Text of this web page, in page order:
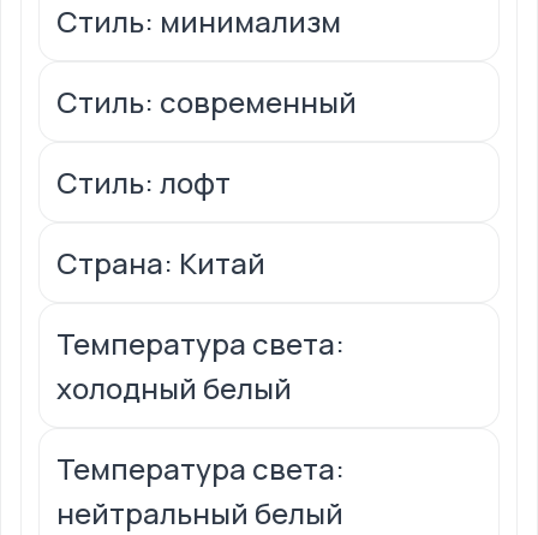
Стиль: минимализм
Стиль: современный
Стиль: лофт
Страна: Китай
Температура света:
холодный белый
Температура света:
нейтральный белый